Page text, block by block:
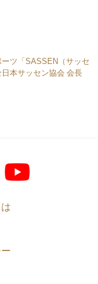
ーツ「SASSEN（サッセ
本サッセン協会 会長